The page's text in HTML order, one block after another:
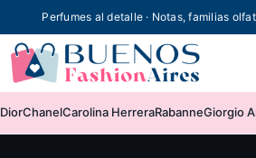
to
content
Perfumes al detalle · Notas, familias
DiorChanelCarolina HerreraRabanneGiorgio